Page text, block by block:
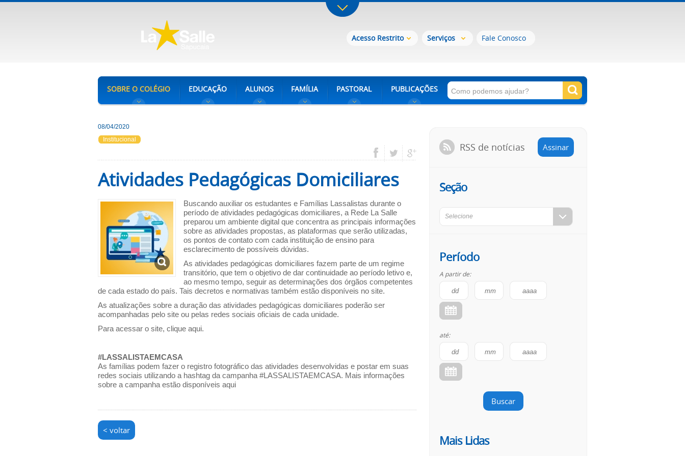
Acesso Restrito Serviços Fale Conosco
SOBRE O COLÉGIO EDUCAÇÃO ALUNOS FAMÍLIA PASTORAL PUBLICAÇÕES
08/04/2020
Institucional
Atividades Pedagógicas Domiciliares
Buscando auxiliar os estudantes e Famílias Lassalistas durante o
período de atividades pedagógicas domiciliares, a Rede La Salle
preparou um ambiente digital que concentra as principais informações
sobre as atividades propostas, as plataformas que serão utilizadas,
os pontos de contato com cada instituição de ensino para
esclarecimento de possíveis dúvidas.
As atividades pedagógicas domiciliares fazem parte de um regime
transitório, que tem o objetivo de dar continuidade ao período letivo e,
ao mesmo tempo, seguir as determinações dos órgãos competentes
de cada estado do país. Tais decretos e normativas também estão disponíveis no site.
As atualizações sobre a duração das atividades pedagógicas domiciliares poderão ser
acompanhadas pelo site ou pelas redes sociais oficiais de cada unidade.
Para acessar o site, clique aqui.
#LASSALISTAEMCASA
As famílias podem fazer o registro fotográfico das atividades desenvolvidas e postar em suas
redes sociais utilizando a hashtag da campanha #LASSALISTAEMCASA. Mais informações
sobre a campanha estão disponíveis aqui
< voltar
RSS de notícias Assinar
Seção
Selecione
Período
A partir de:
até:
Buscar
Mais Lidas